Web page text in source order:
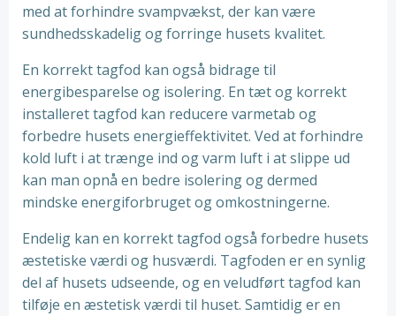
med at forhindre svampvækst, der kan være
sundhedsskadelig og forringe husets kvalitet.
En korrekt tagfod kan også bidrage til
energibesparelse og isolering. En tæt og korrekt
installeret tagfod kan reducere varmetab og
forbedre husets energieffektivitet. Ved at forhindre
kold luft i at trænge ind og varm luft i at slippe ud
kan man opnå en bedre isolering og dermed
mindske energiforbruget og omkostningerne.
Endelig kan en korrekt tagfod også forbedre husets
æstetiske værdi og husværdi. Tagfoden er en synlig
del af husets udseende, og en veludført tagfod kan
tilføje en æstetisk værdi til huset. Samtidig er en